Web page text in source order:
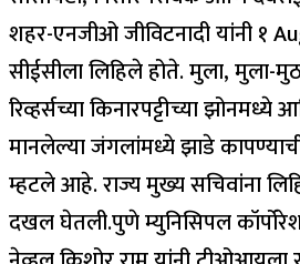
शहर-एनजीओ जीविटनादी यांनी १
सीईसीला लिहिले होते. मुला, मुला-
रिव्हर्सच्या किनारपट्टीच्या
मानलेल्या जंगलांमध्ये झाडे
म्हटले आहे. राज्य मुख्य सचिवांना
दखल घेतली.पुणे म्युनिसिपल